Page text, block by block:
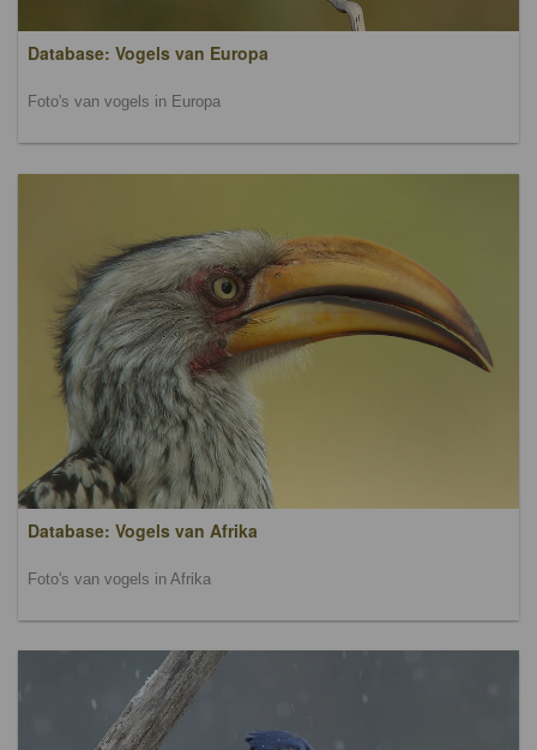
Database: Vogels van Europa
Foto's van vogels in Europa
Database: Vogels van Afrika
Foto's van vogels in Afrika